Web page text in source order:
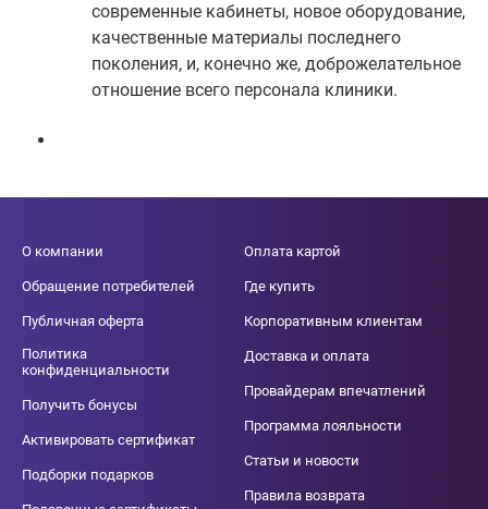
современные кабинеты, новое оборудование,
качественные материалы последнего
поколения, и, конечно же, доброжелательное
отношение всего персонала клиники.
О компании
Обращение потребителей
Публичная оферта
Политика
конфиденциальности
Получить бонусы
Активировать сертификат
Подборки подарков
Оплата картой
Где купить
Корпоративным клиентам
Доставка и оплата
Провайдерам впечатлений
Программа лояльности
Статьи и новости
Правила возврата